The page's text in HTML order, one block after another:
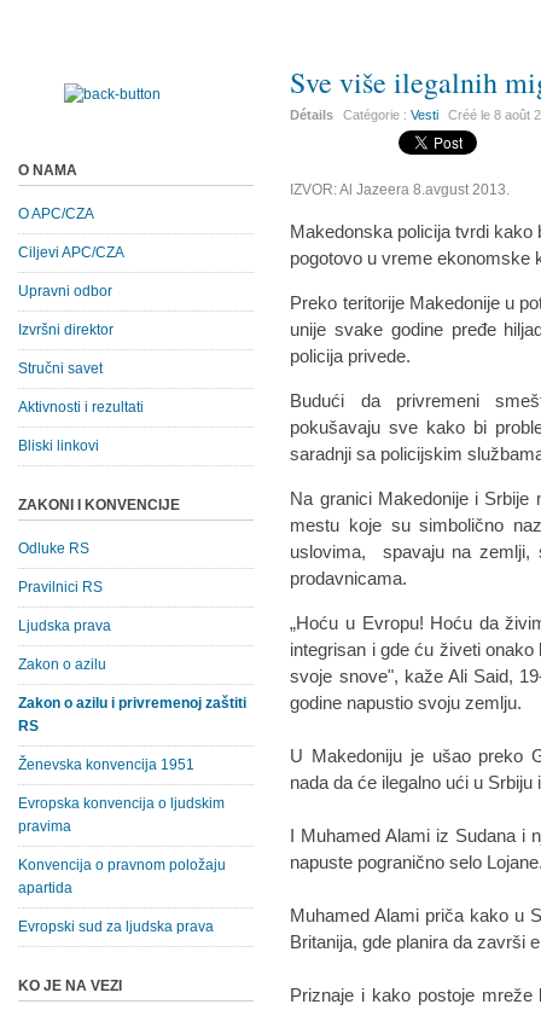
Sve više ilegalnih
Détails Catégorie :Vesti Créé le8 août
IZVOR: Al Jazeera 8.avgust 2013.
Makedonska policija tvrdi kako
pogotovo u vreme ekonomske
Preko teritorije Makedonije u
unije svake godine pređe
policija privede.
Budući da privremeni
pokušavaju sve kako bi
saradnji sa policijskim
Na granici Makedonije i Srbije
mestu koje su simbolično
uslovima, spavaju na zemlji,
prodavnicama.
„Hoću u Evropu! Hoću da
integrisan i gde ću živeti
svoje snove", kaže Ali Said,
godine napustio svoju zemlju.
U Makedoniju je ušao preko
nada da će ilegalno ući u
I Muhamed Alami iz Sudana i
napuste pogranično selo
Muhamed Alami priča kako u
Britanija, gde planira da završi
Priznaje i kako postoje mreže
O NAMA
O APC/CZA
Ciljevi APC/CZA
Upravni odbor
Izvršni direktor
Stručni savet
Aktivnosti i rezultati
Bliski linkovi
ZAKONI I KONVENCIJE
Odluke RS
Pravilnici RS
Ljudska prava
Zakon o azilu
Zakon o azilu i privremenoj zaštiti
RS
Ženevska konvencija 1951
Evropska konvencija o ljudskim
pravima
Konvencija o pravnom položaju
apartida
Evropski sud za ljudska prava
KO JE NA VEZI